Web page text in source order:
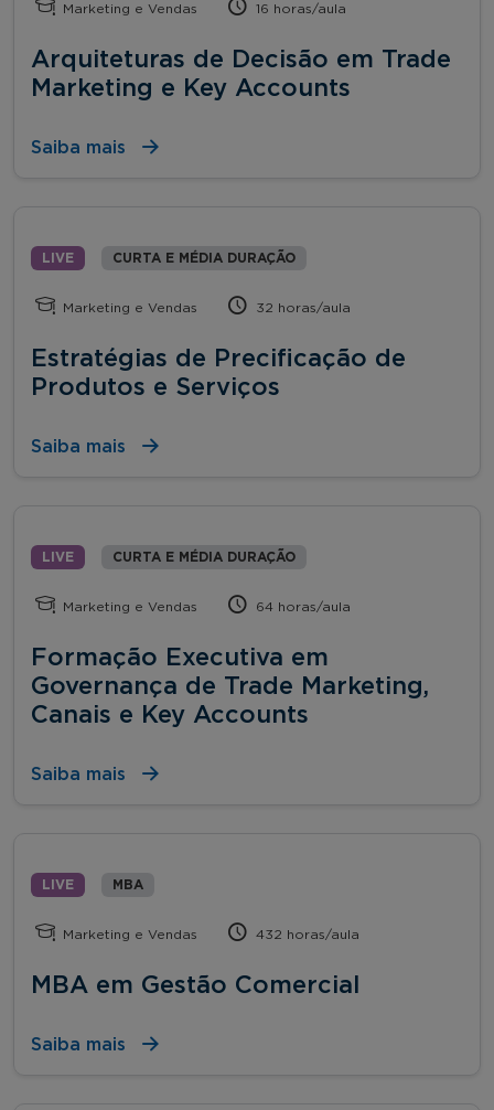
Marketing e Vendas 16 horas/aula
Arquiteturas de Decisão em Trade
Marketing e Key Accounts
Saiba mais
LIVE CURTA E MÉDIA DURAÇÃO
Marketing e Vendas 32 horas/aula
Estratégias de Precificação de
Produtos e Serviços
Saiba mais
LIVE CURTA E MÉDIA DURAÇÃO
Marketing e Vendas 64 horas/aula
Formação Executiva em
Governança de Trade Marketing,
Canais e Key Accounts
Saiba mais
LIVE MBA
Marketing e Vendas 432 horas/aula
MBA em Gestão Comercial
Saiba mais